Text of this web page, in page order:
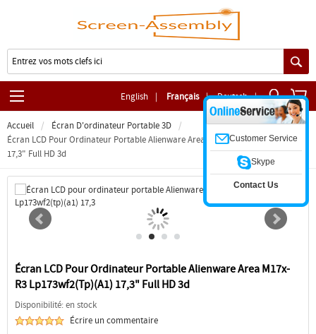
English | Français | Deutsch |
Accueil
Écran D'ordinateur Portable 3D
Écran LCD Pour Ordinateur Portable Alienware Area M17x-R3 Lp173wf2(tp)(a1)
17,3" Full HD 3d
Écran LCD Pour Ordinateur Portable Alienware Area M17x-
R3 Lp173wf2(tp)(a1) 17,3" Full HD 3d
Disponibilité: en stock
Écrire un commentaire
Customer Service
Skype
Contact Us